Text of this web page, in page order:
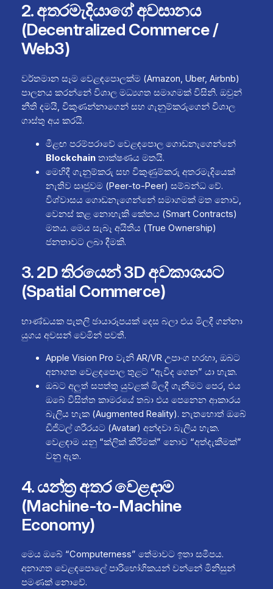
2. අතරමැදියාගේ අවසානය
(Decentralized Commerce /
Web3)
වර්තමාන සෑම වෙළඳපොලක්ම (Amazon, Uber, Airbnb)
පාලනය කරන්නේ විශාල මධ්‍යගත සමාගමක් විසිනි. ඔවුන්
නීති දමයි, විකුණන්නාගෙන් සහ ගැනුම්කරුගෙන් විශාල
ගාස්තු අය කරයි.
මීළඟ පරම්පරාවේ වෙළඳපොල ගොඩනැගෙන්නේ
Blockchainතාක්ෂණය මතයි.
මෙහිදී ගැනුම්කරු සහ විකුණුම්කරු අතරමැදියෙක්
නැතිව සෘජුවම (Peer-to-Peer) සම්බන්ධ වේ.
විශ්වාසය ගොඩනැගෙන්නේ සමාගමක් මත නොව,
වෙනස් කළ නොහැකි කේතය (Smart Contracts)
මතය. මෙය සැබෑ අයිතිය (True Ownership)
ජනතාවට ලබා දීමකි.
3. 2D තිරයෙන් 3D අවකාශයට
(Spatial Commerce)
භාණ්ඩයක පැතලි ඡායාරූපයක් දෙස බලා එය මිලදී ගන්නා
යුගය අවසන් වෙමින් පවතී.
Apple Vision Pro වැනි AR/VR උපාංග හරහා, ඔබට
අනාගත වෙළඳපොල තුළට “ඇවිද ගෙන” යා හැක.
ඔබට අලුත් සපත්තු යුවළක් මිලදී ගැනීමට පෙර, එය
ඔබේ විසිත්ත කාමරයේ තබා එය පෙනෙන ආකාරය
බැලිය හැක (Augmented Reality). නැතහොත් ඔබේ
ඩිජිටල් ශරීරයට (Avatar) අන්දවා බැලිය හැක.
වෙළඳාම යනු “ක්ලික් කිරීමක්” නොව “අත්දැකීමක්”
වනු ඇත.
4. යන්ත්‍ර අතර වෙළඳාම
(Machine-to-Machine
Economy)
මෙය ඔබේ “Computerness” තේමාවට ඉතා සමීපය.
අනාගත වෙළඳපොලේ පාරිභෝගිකයන් වන්නේ මිනිසුන්
පමණක් නොවේ.